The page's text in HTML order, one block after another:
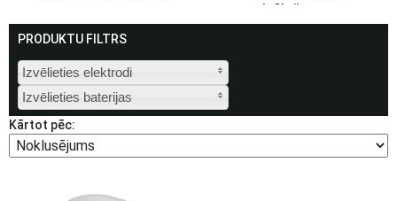
defibrilators
PRODUKTU FILTRS
Izvēlieties elektrodi
Izvēlieties baterijas
Kārtot pēc: